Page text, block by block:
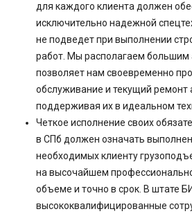
для каждого клиента должен
исключительно надежной
не подведет при выполнении
работ. Мы располагаем большим
позволяет нам своевременно
обслуживание и текущий ремонт
поддерживая их в идеальном
Четкое исполнение своих
в СПб должен означать
необходимых клиенту
на высочайшем
объеме и точно в срок. В штате
высококвалифицированные